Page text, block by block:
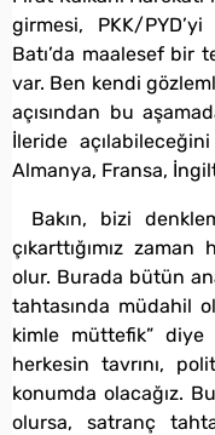
girmesi, PKK/
Batı’da maalesef bir
var. Ben kendi
açısından bu
İleride
Almanya, Fransa,
Bakın, bizi
çıkarttığımız
olur. Burada bütün
tahtasında müdahil
kimle müttefik”
herkesin tavrını,
konumda olacağız.
olursa, satranç